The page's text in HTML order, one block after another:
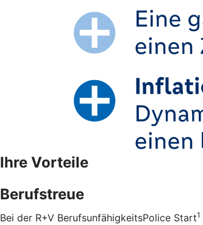
Ihre Vorteile
Berufstreue
Bei der R+V BerufsunfähigkeitsPolice Start1